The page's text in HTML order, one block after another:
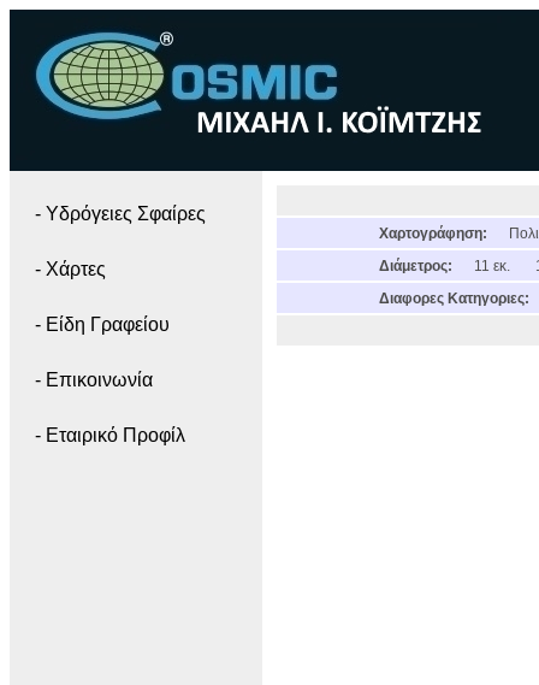
- Yδρόγειες Σφαίρες
- Χάρτες
- Είδη Γραφείου
- Επικοινωνία
- Εταιρικό Προφίλ
Χαρτογράφηση:
Διάμετρος:
11 εκ.
Διαφορες Κατηγοριες: